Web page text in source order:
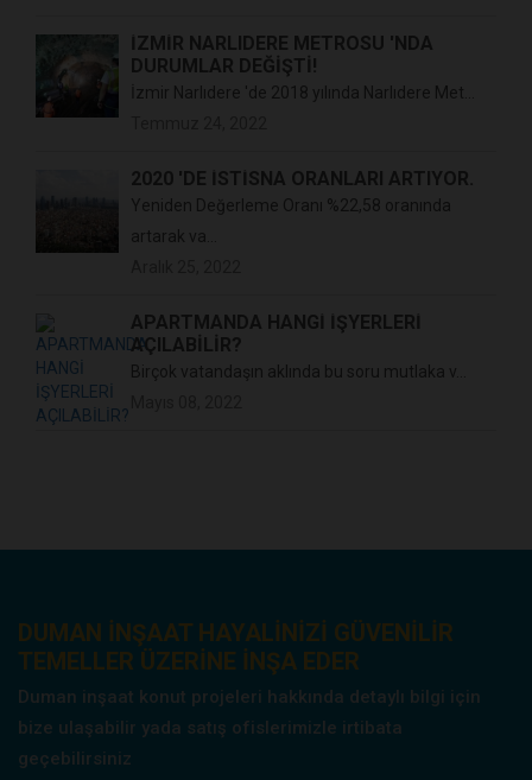
İZMİR NARLIDERE METROSU 'NDA
DURUMLAR DEĞİŞTİ!
İzmir Narlıdere 'de 2018 yılında Narlıdere Met...
2020 'DE İSTİSNA ORANLARI ARTIYOR.
Yeniden Değerleme Oranı %22,58 oranında
artarak va...
APARTMANDA HANGİ İŞYERLERİ
AÇILABİLİR?
Birçok vatandaşın aklında bu soru mutlaka v...
DUMAN INŞAAT HAYALINIZI GÜVENILIR
TEMELLER ÜZERINE INŞA EDER
Duman inşaat konut projeleri hakkında detaylı bilgi için
bize ulaşabilir yada satış ofislerimizle irtibata
geçebilirsiniz